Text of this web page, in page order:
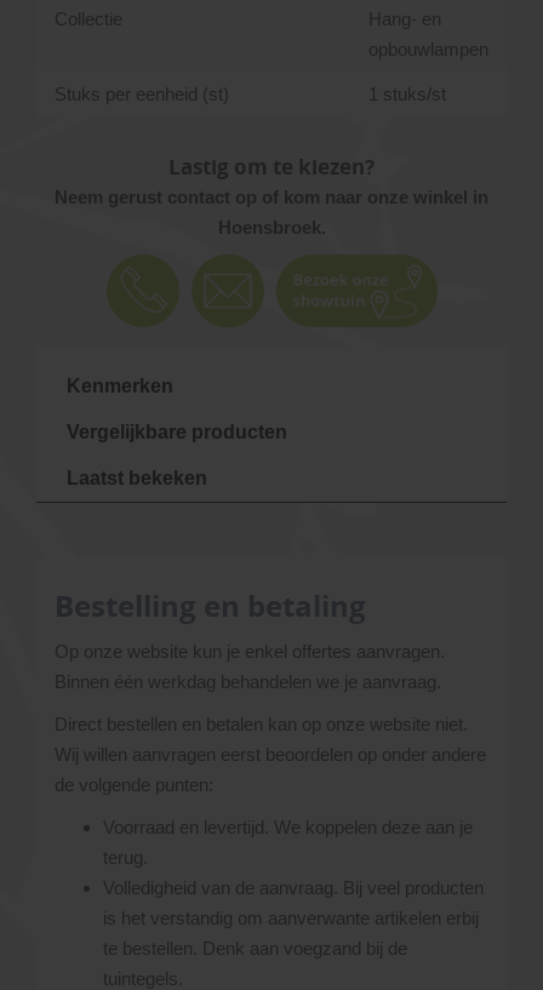
Collectie
Hang- en
opbouwlampen
Stuks per eenheid (st) 1 stuks/st
Lastig om te kiezen?
Neem gerust contact op of kom naar onze winkel in
Hoensbroek.
Kenmerken
Vergelijkbare producten
Laatst bekeken
Op onze website kun je enkel offertes aanvragen.
Binnen één werkdag behandelen we je aanvraag.
Direct bestellen en betalen kan op onze website niet.
Wij willen aanvragen eerst beoordelen op onder andere
de volgende punten:
Voorraad en levertijd. We koppelen deze aan je
terug.
Volledigheid van de aanvraag. Bij veel producten
is het verstandig om aanverwante artikelen erbij
te bestellen. Denk aan voegzand bij de
tuintegels.